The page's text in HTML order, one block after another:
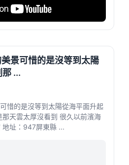
美景可惜的是沒等到太陽
...
惜的是沒等到太陽從海平面升起
天雲太厚沒看到 很久以前濱海
地址：947屏東縣 ...